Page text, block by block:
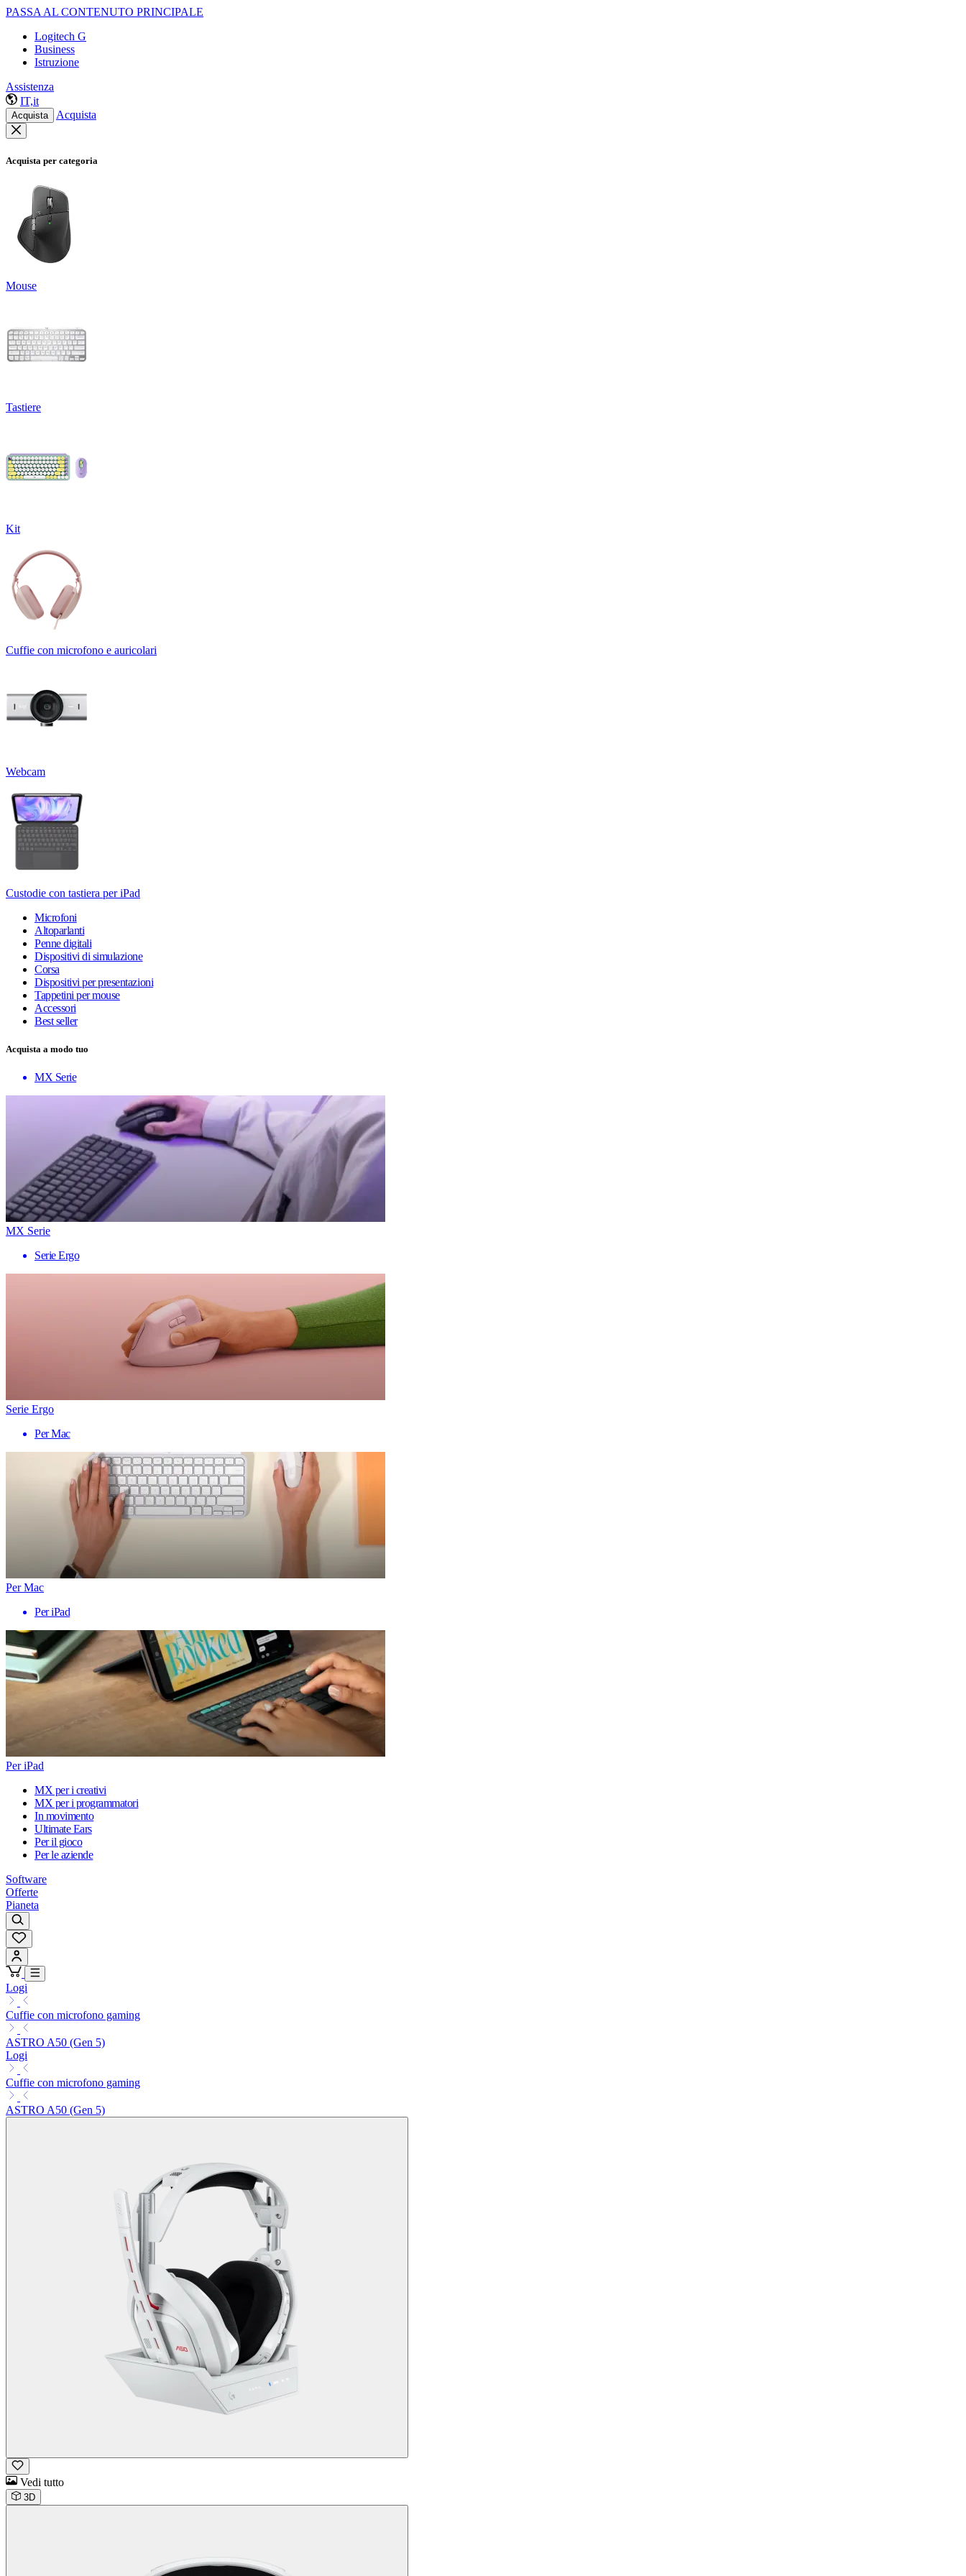
PASSA AL CONTENUTO PRINCIPALE
Logitech G
Business
Istruzione
Assistenza
IT,it
Acquista Acquista
Acquista per categoria
Mouse
Tastiere
Kit
Cuffie con microfono e auricolari
Webcam
Custodie con tastiera per iPad
Microfoni
Altoparlanti
Penne digitali
Dispositivi di simulazione
Corsa
Dispositivi per presentazioni
Tappetini per mouse
Accessori
Best seller
Acquista a modo tuo
MX Serie
MX Serie
Serie Ergo
Serie Ergo
Per Mac
Per Mac
Per iPad
Per iPad
MX per i creativi
MX per i programmatori
In movimento
Ultimate Ears
Per il gioco
Per le aziende
Software
Offerte
Pianeta
Logi
Cuffie con microfono gaming
ASTRO A50 (Gen 5)
Logi
Cuffie con microfono gaming
ASTRO A50 (Gen 5)
Vedi tutto
3D